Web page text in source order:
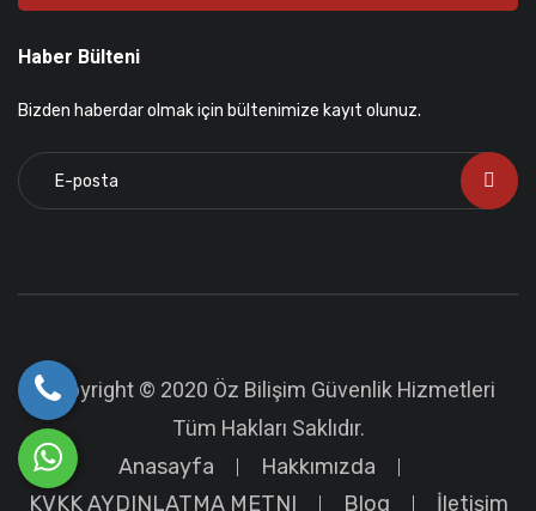
Haber Bülteni
Bizden haberdar olmak için bültenimize kayıt olunuz.
Copyright © 2020 Öz Bilişim Güvenlik Hizmetleri
Tüm Hakları Saklıdır.
Anasayfa
Hakkımızda
KVKK AYDINLATMA METNI
Blog İletişim